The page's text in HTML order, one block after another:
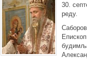
30.
реду.